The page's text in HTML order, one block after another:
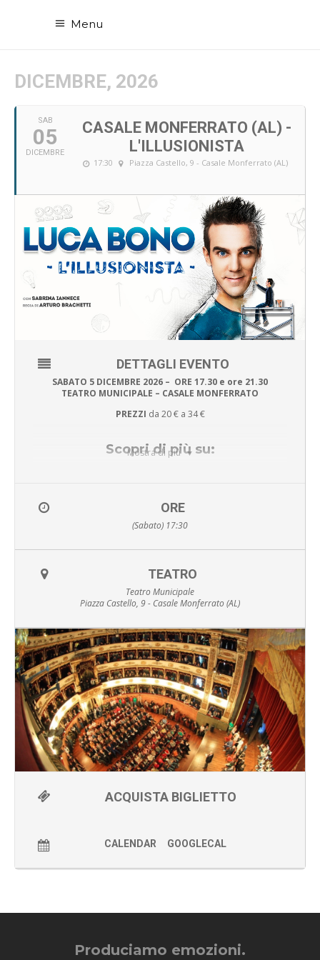
Menu
DICEMBRE, 2026
SAB
05
DICEMBRE
CASALE MONFERRATO (AL) -
L'ILLUSIONISTA
17:30 Piazza Castello, 9 - Casale Monferrato (AL)
Mostra di più
DETTAGLI EVENTO
SABATO 5 DICEMBRE 2026 – ORE 17.30 e ore 21.30
TEATRO MUNICIPALE – CASALE MONFERRATO
PREZZI da 20 € a 34 €
Scopri di più su:
Dimenticate il classico mago con cilindro, bacchetta e frac,
soprattutto un ragazzo normale in grado di fare cose
trasformeranno la sua normalità in una grande dimostrazione
di talento con stile personale ed accattivante. In 80 minuti Luca
di un incidente, e incuriosito dal fratello maggiore, si avvicina
al mondo magico scoprendo un universo artistico e culturale
impensato. Ma non si tratta di uno show di sole illusioni, bensì
di un lavoro teatrale autobiografico con un messaggio forte:
mai smettere di inseguire i propri sogni, allenamento,
determinazione, motivazione possono fare superare gli
ostacoli e far realizzare anche i desideri più impensabili.
Al suo fiancoSabrina Iannece, artista ed assistente che da
sei anni lavora al fianco di Luca Bono e che in questo
spettacolo è co-protagonista.
La regia è diArturo Brachettiche di Luca è direttore
artistico.
Uno spettacolo unico che emoziona gli adulti e allo stesso
tempo coinvolge e diverte i più giovani, che si lasceranno
apparenza.
Torino23 sold outconsecutivi e oltre6500 presenzecon
ORE
(Sabato) 17:30
TEATRO
Teatro Municipale
Piazza Castello, 9 - Casale Monferrato (AL)
ACQUISTA BIGLIETTO
CALENDAR GOOGLECAL
Produciamo emozioni.